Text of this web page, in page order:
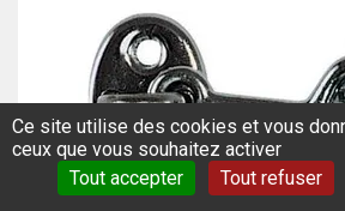
Ce site utilise des cookies et vous
ceux que vous souhaitez activer
Tout accepter
Tout refuser